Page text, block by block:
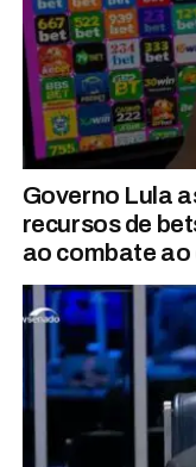
Governo Lula
recursos de
ao combate